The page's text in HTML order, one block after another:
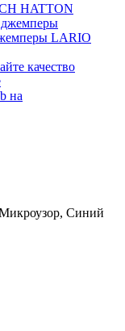
HATTON
LARIO
Синий